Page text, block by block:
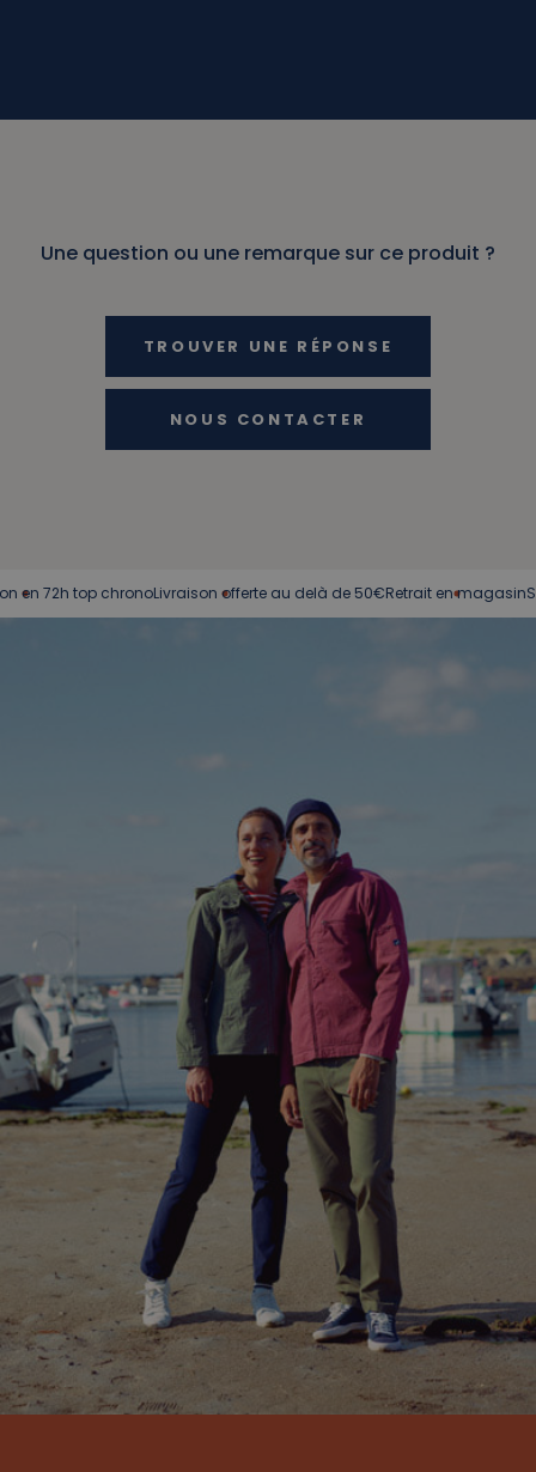
Une question ou une remarque sur ce produit ?
TROUVER UNE RÉPONSE
NOUS CONTACTER
top chrono Livraison offerte au delà de 50€ Retrait en magasinService